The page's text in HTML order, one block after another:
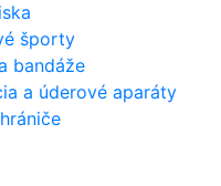
športy
bandáže
a úderové aparáty